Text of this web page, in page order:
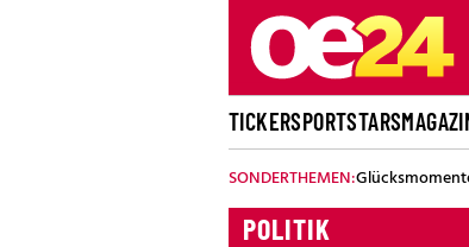
TICKERSPORTSTARS
SONDERTHEMEN:
POLITIK